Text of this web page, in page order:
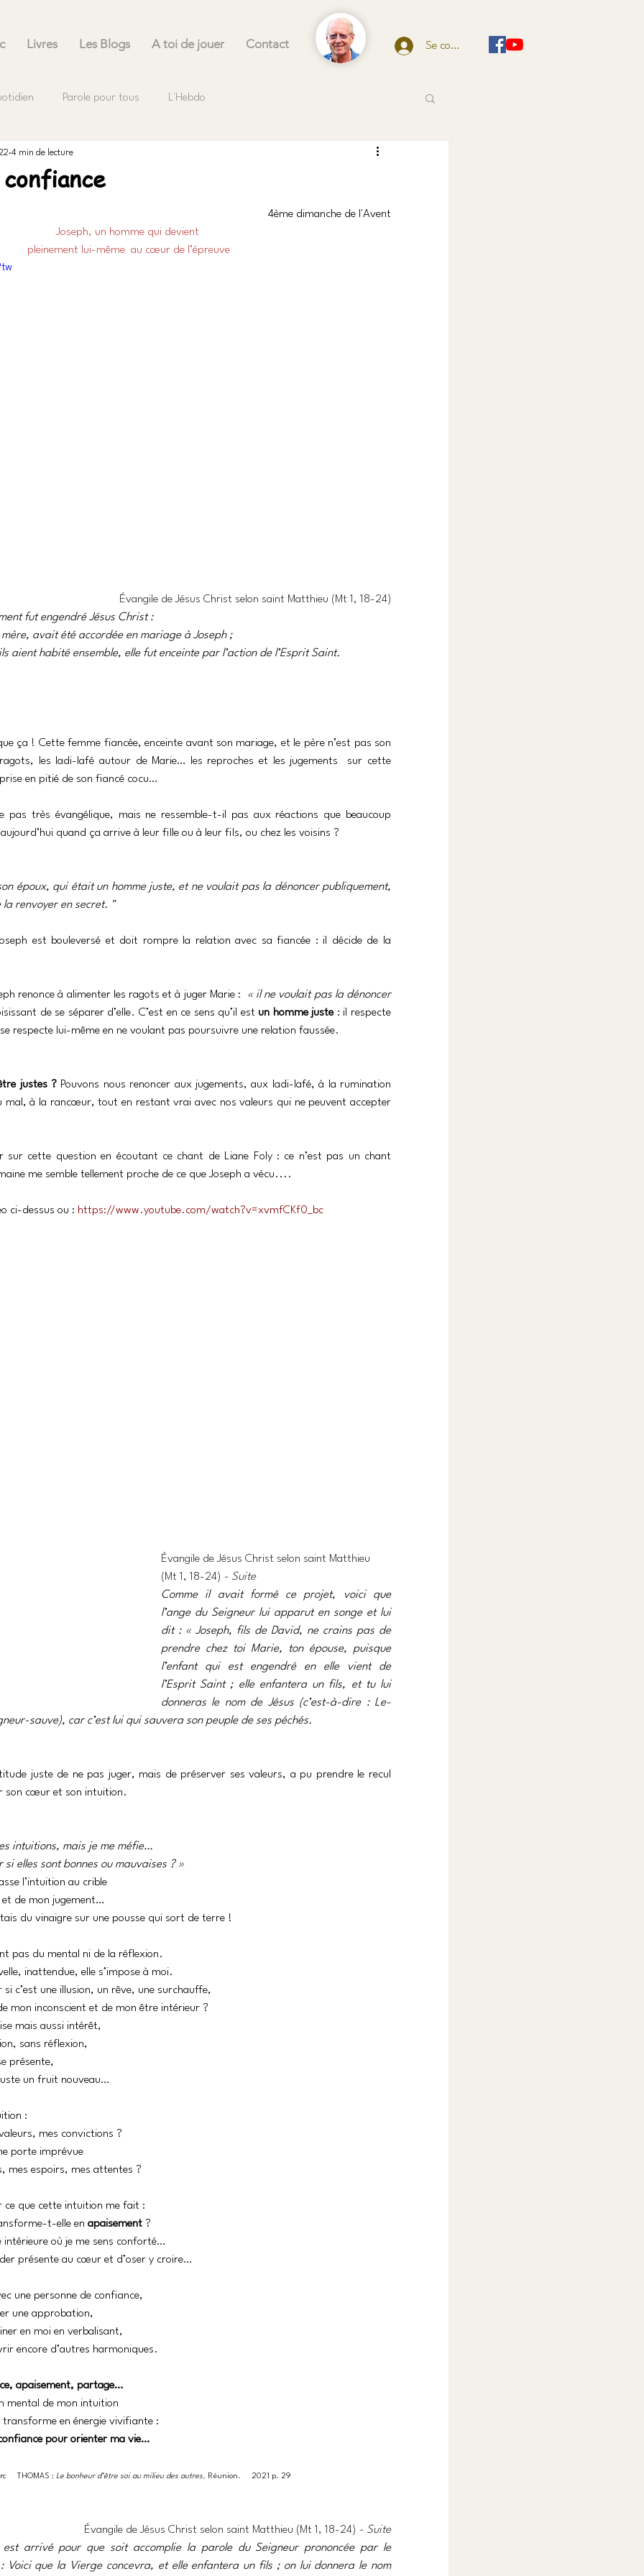
Livres Les Blogs A toi de jouer Contact Se connecter
Parole pour tous L'Hebdo
4 min de lecture
4ème dimanche de l'Avent
Joseph, un homme qui devient
pleinement lui-même  au cœur de l’épreuve
Évangile de Jésus Christ selon saint Matthieu (Mt 1, 18-24)
fut engendré Jésus Christ :
avait été accordée en mariage à Joseph ;
aient habité ensemble, elle fut enceinte par l’action de l’Esprit Saint.
ça ! Cette femme fiancée, enceinte avant son mariage, et le père n’est pas son
les ladi-lafé autour de Marie… les reproches et les jugements  sur cette
en pitié de son fiancé cocu…
pas très évangélique, mais ne ressemble-t-il pas aux réactions que beaucoup
quand ça arrive à leur fille ou à leur fils, ou chez les voisins ?
époux, qui était un homme juste, et ne voulait pas la dénoncer publiquement,
la renvoyer en secret. "
est bouleversé et doit rompre la relation avec sa fiancée : il décide de la
renonce à alimenter les ragots et à juger Marie : « il ne voulait pas la dénoncer
de se séparer d’elle. C’est en ce sens qu’il est un homme juste : il respecte
respecte lui-même en ne voulant pas poursuivre une relation faussée.
justes ? Pouvons nous renoncer aux jugements, aux ladi-lafé, à la rumination
mal, à la rancœur, tout en restant vrai avec nos valeurs qui ne peuvent accepter
sur cette question en écoutant ce chant de Liane Foly : ce n’est pas un chant
me semble tellement proche de ce que Joseph a vécu....
ci-dessus ou : https://www.youtube.com/watch?v=xvmfCKf0_bc
Évangile de Jésus Christ selon saint Matthieu
(Mt 1, 18-24) - Suite
Comme il avait formé ce projet, voici que
l’ange du Seigneur lui apparut en songe et lui
dit : « Joseph, fils de David, ne crains pas de
prendre chez toi Marie, ton épouse, puisque
l’enfant qui est engendré en elle vient de
l’Esprit Saint ; elle enfantera un fils, et tu lui
donneras le nom de Jésus (c’est-à-dire : Le-
sauve), car c’est lui qui sauvera son peuple de ses péchés.
juste de ne pas juger, mais de préserver ses valeurs, a pu prendre le recul
son cœur et son intuition.
intuitions, mais je me méfie…
si elles sont bonnes ou mauvaises ? »
l’intuition au crible
de mon jugement…
du vinaigre sur une pousse qui sort de terre !
pas du mental ni de la réflexion.
inattendue, elle s’impose à moi.
c’est une illusion, un rêve, une surchauffe,
mon inconscient et de mon être intérieur ?
mais aussi intérêt,
sans réflexion,
présente,
un fruit nouveau…
:
mes convictions ?
porte imprévue
mes espoirs, mes attentes ?
ce que cette intuition me fait :
t-elle en apaisement ?
intérieure où je me sens conforté…
présente au cœur et d’oser y croire…
une personne de confiance,
une approbation,
en moi en verbalisant,
encore d’autres harmoniques.
apaisement, partage…
mental de mon intuition
transforme en énergie vivifiante :
pour orienter ma vie…
THOMAS : Le bonheur d’être soi au milieu des autres. Réunion.     2021 p. 29
Évangile de Jésus Christ selon saint Matthieu (Mt 1, 18-24) - Suite
est arrivé pour que soit accomplie la parole du Seigneur prononcée par le
Voici que la Vierge concevra, et elle enfantera un fils ; on lui donnera le nom